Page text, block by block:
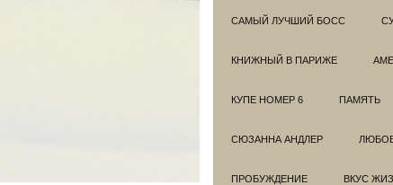
САМЫЙ ЛУЧШИЙ БОСС
КНИЖНЫЙ В ПАРИЖЕ
КУПЕ НОМЕР 6 ПАМЯТЬ
СЮЗАННА АНДЛЕР
ПРОБУЖДЕНИЕ ВКУС